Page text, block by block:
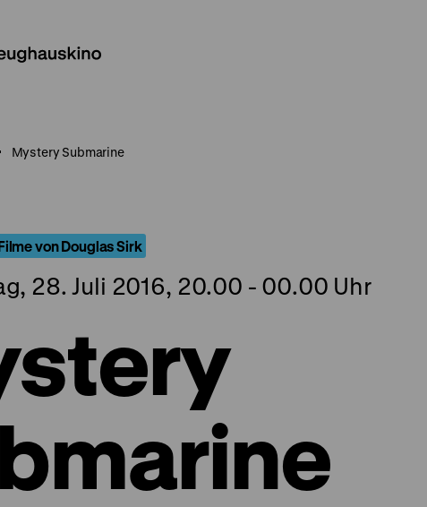
Mystery Submarine
von Douglas Sirk
28. Juli 2016, 20.00 - 00.00 Uhr